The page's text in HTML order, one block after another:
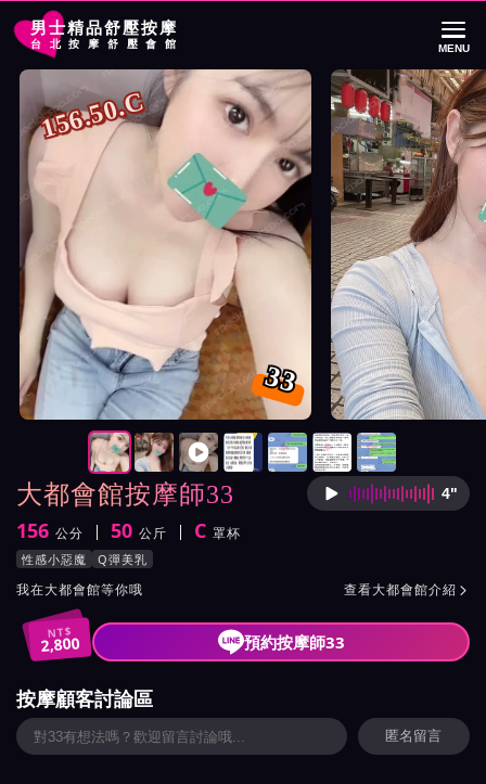
男士精品舒壓按摩
台北按摩舒壓會館 MENU
首頁 大都會館按摩師33詳細介紹
大都會館按摩師33 按摩師
4"
身高
156 公分
體重 50 公斤
罩杯 C 罩杯
按摩師33服務風格與特色
性感小惡魔 Q彈美乳
按摩師33所屬按摩會館介紹與班表
我在大都會館等你哦 查看大都會館介紹 
NT$
2,800 預約按摩師33
大都會館按摩師33照片展示與影片介紹
33
156.50.C
按摩師33照片展示與影片介紹及客戶評價截屏展示
按摩顧客討論區
匿名留言